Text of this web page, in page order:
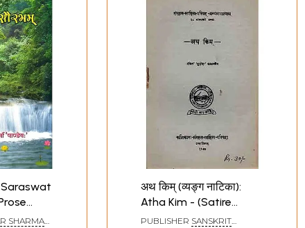
Saraswat
SHARMA
अथ किम् (व्यङ्ग नाटिका):
Atha Kim - (Satire
Drama) An Old and
PUBLISHER SANSKRIT